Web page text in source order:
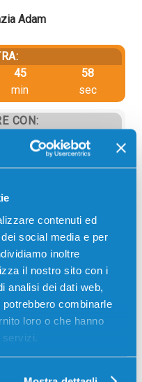
contenuti ed
social media e per
inoltre
il nostro sito con i
analisi dei dati web,
combinarle
loro o che hanno
Adam
45
min
58
sec
CON:
Xerox 108R00753